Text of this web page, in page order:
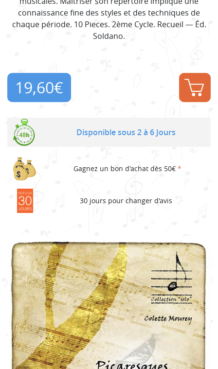
connaissance fine des styles et des techniques de
chaque période. 10 Pieces. 2ème Cycle. Recueil — Éd.
Soldano.
19,60€
Disponible sous 2 à 6 Jours
Gagnez un bon d'achat dès 50€ *
30 jours pour changer d'avis